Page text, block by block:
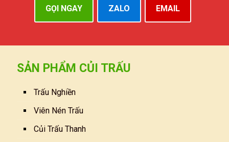
GỌI NGAY ZALO EMAIL
SẢN PHẨM CỦI TRẤU
Trấu Nghiền
Viên Nén Trấu
Củi Trấu Thanh